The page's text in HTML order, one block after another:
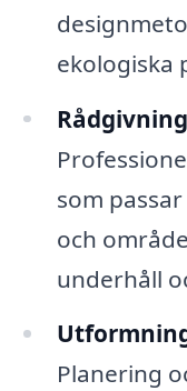
ekologiska
som
och
underhåll
Planering